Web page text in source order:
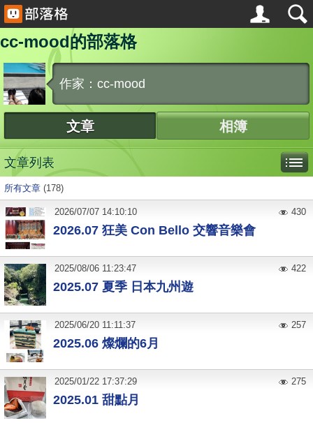
cc-mood的部落格
作家：cc-mood
文章 相簿
文章列表
所有文章 (178)
2026.07 狂美 Con Bello 交響音樂會
2026/07/07 14:10:10 430
2025.07 夏季 日本九州遊
2025/08/06 11:23:47 422
2025.06 燦爛的6月
2025/06/20 11:11:37 257
2025.01 甜點月
2025/01/22 17:37:29 275